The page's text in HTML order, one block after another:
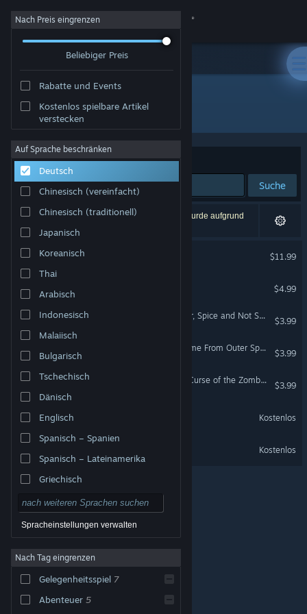
Anmelden
Info
Support
Sprache ändern
Steam-Mobile-App herunterladen
Desktopversion anzeigen
© Valve Corporation. Alle Rechte vorbehalten. Alle
USA und anderen Ländern.Datenschutzrichtlinien
Rechtliches
Barrierefreiheit
Nutzungsvertrag
Nach Preis eingrenzen
Beliebiger Preis
Rabatte und Events
Kostenlos spielbare Artikel
verstecken
Auf Sprache beschränken
Deutsch
Chinesisch (vereinfacht)
Chinesisch (traditionell)
Japanisch
Koreanisch
Thai
Arabisch
Indonesisch
Malaiisch
Bulgarisch
Tschechisch
Dänisch
Englisch
Spanisch – Spanien
Spanisch – Lateinamerika
Griechisch
Spracheinstellungen verwalten
Nach Tag eingrenzen
Gelegenheitsspiel 7
Abenteuer 5
Publisher: NinjaBee
Sortieren nach Relevanz
Suche
7 Ergebnisse entsprechen Ihrer Suche. 1 Titel wurde aufgrund
Ihrer Einstellungen ausgeschlossen.
$11.99
$4.99
A World of Keflings - Sugar, Spice and Not So Nice
$3.99
A World of Keflings - It Came From Outer Space
$3.99
A World of Keflings - The Curse of the Zombiesaurus
$3.99
Kostenlos
Cloning Clyde Demo
Kostenlos